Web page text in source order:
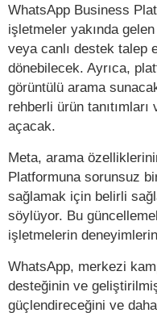
WhatsApp Business
işletmeler yakında
veya canlı destek talep
dönebilecek. Ayrıca,
görüntülü arama
rehberli ürün
açacak.
Meta, arama
Platformuna sorunsuz
sağlamak için belirli
söylüyor. Bu
işletmelerin
WhatsApp, merkezi
desteğinin ve
güçlendireceğini ve